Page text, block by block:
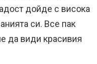
дойде с висока
си. Все пак
да види красивия